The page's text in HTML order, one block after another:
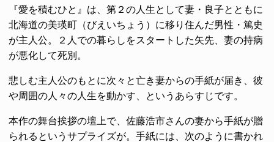
『愛を積むひと』は、第２の人生として妻・良子とともに
北海道の美瑛町（びえいちょう）に移り住んだ男性・篤史
が主人公。２人での暮らしをスタートした矢先、妻の持病
が悪化して死別。
悲しむ主人公のもとに次々と亡き妻からの手紙が届き、彼
や周囲の人々の人生を動かす、というあらすじです。
本作の舞台挨拶の壇上で、佐藤浩市さんの妻から手紙が贈
られるというサプライズが。手紙には、次のように書かれ